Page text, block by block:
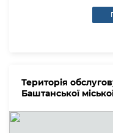
Територія
Баштанської